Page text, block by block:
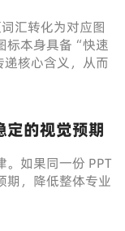
汇转化为对应图
标本身具备“快速
核心含义，从而
定的视觉预期
。如果同一份 PPT
期，降低整体专业